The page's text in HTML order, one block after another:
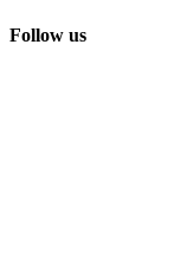
Follow us